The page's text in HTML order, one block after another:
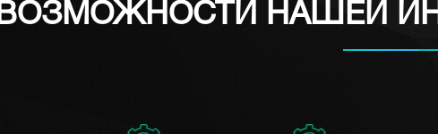
ВОЗМОЖНОСТИ НАШЕЙ